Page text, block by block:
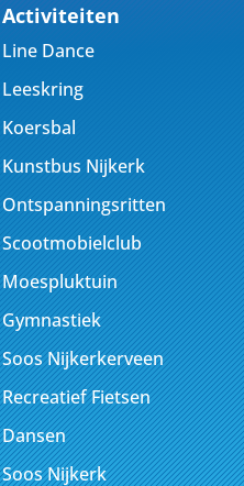
Activiteiten
Line Dance
Leeskring
Koersbal
Kunstbus Nijkerk
Ontspanningsritten
Scootmobielclub
Moespluktuin
Gymnastiek
Soos Nijkerkerveen
Recreatief Fietsen
Dansen
Soos Nijkerk